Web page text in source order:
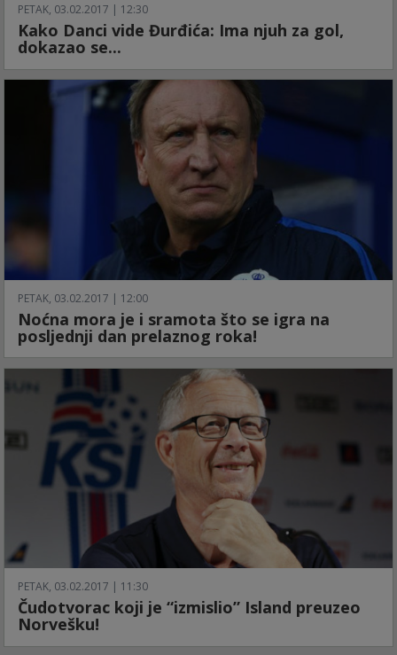
PETAK, 03.02.2017 | 12:30
Kako Danci vide Đurđića: Ima njuh za gol,
dokazao se...
PETAK, 03.02.2017 | 12:00
Noćna mora je i sramota što se igra na
posljednji dan prelaznog roka!
PETAK, 03.02.2017 | 11:30
Čudotvorac koji je “izmislio” Island preuzeo
Norvešku!